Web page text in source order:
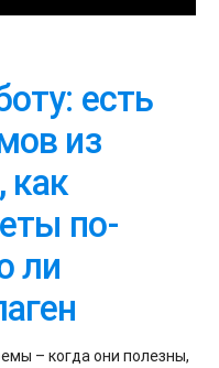
есть
из
как
по-
ли
– когда они полезны,